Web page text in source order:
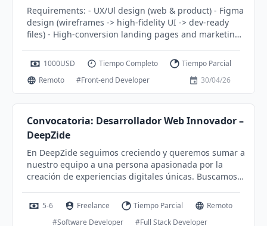
victoralmeidatech76@gmail.com•Whatsapp: +57 315
1436412
Requirements: - UX/Ul design (web & product) - Figma
design (wireframes -> high-fidelity UI -> dev-ready
files) - High-conversion landing pages and marketing
Website and product redesigns (improving structure,
clarity, and performance) - Design systems and
scalable UI frameworks - English Level: over C2 -
Female only
1000USD Tiempo Completo
Tiempo Parcial
Remoto
#Front-end Developer 30/04/26
Convocatoria: Desarrollador Web Innovador –
DeepZide
En DeepZide seguimos creciendo y queremos sumar a
nuestro equipo a una persona apasionada por la
creación de experiencias digitales únicas. Buscamos
HTML y JavaScript, capaz de aportar ideas frescas y
soluciones creativas para proyectos que transforman
5-6 Freelance Tiempo Parcial
Remoto
#Software Developer
#Full Stack Developer